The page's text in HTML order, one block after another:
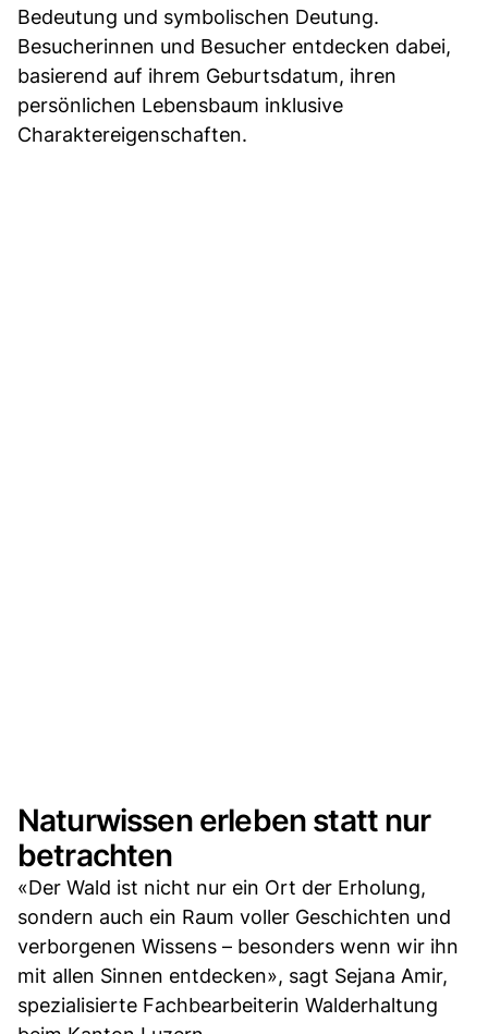
Bedeutung und symbolischen Deutung.
Besucherinnen und Besucher entdecken dabei,
basierend auf ihrem Geburtsdatum, ihren
persönlichen Lebensbaum inklusive
Charaktereigenschaften.
Naturwissen erleben statt nur
betrachten
«Der Wald ist nicht nur ein Ort der Erholung,
sondern auch ein Raum voller Geschichten und
verborgenen Wissens – besonders wenn wir ihn
mit allen Sinnen entdecken», sagt Sejana Amir,
spezialisierte Fachbearbeiterin Walderhaltung